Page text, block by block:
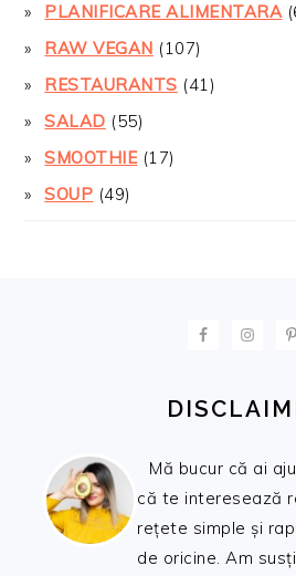
PLANIFICARE ALIMENTARA
RAW VEGAN (107)
RESTAURANTS (41)
SALAD (55)
SMOOTHIE(17)
SOUP (49)
Mă bucur că ai
că te interesează
rețete simple și
de oricine. Am